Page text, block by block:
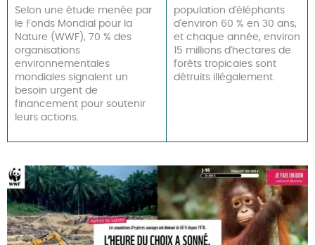
Selon une étude menée par
le Fonds Mondial pour la
Nature (WWF), 70 % des
organisations
environnementales
mondiales signalent un
besoin urgent de
financement pour soutenir
leurs actions.
population d'éléphants
d'environ 60 % en 30 ans,
et chaque année, environ
15 millions d'hectares de
forêts tropicales sont
détruits illégalement.